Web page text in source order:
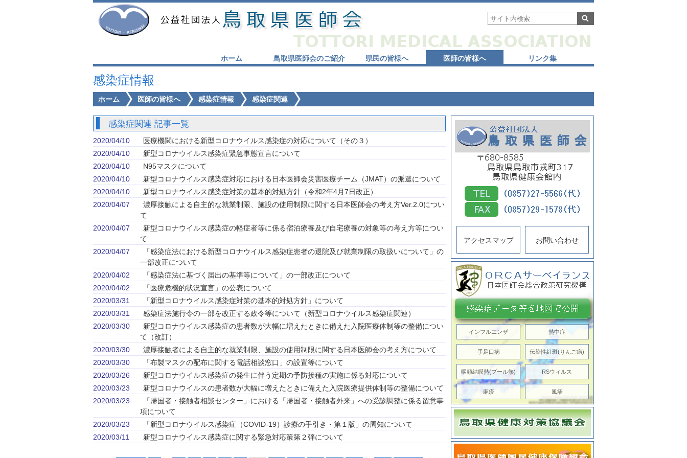
ホーム 鳥取県医師会のご紹介 県民の皆様へ 医師の皆様へ リンク集
感染症情報
ホーム 医師の皆様へ 感染症情報 感染症関連
感染症関連 記事一覧
2020/04/10
医療機関における新型コロナウイルス感染症の対応について（その３）
2020/04/10
新型コロナウイルス感染症緊急事態宣言について
2020/04/10
N95マスクについて
2020/04/10
新型コロナウイルス感染症対応における日本医師会災害医療チーム（JMAT）の派遣について
2020/04/10
新型コロナウイルス感染症対策の基本的対処方針（令和2年4月7日改正）
2020/04/07
濃厚接触による自主的な就業制限、施設の使用制限に関する日本医師会の考え方Ver.2.0につい
て
2020/04/07
新型コロナウイルス感染症の軽症者等に係る宿泊療養及び自宅療養の対象等の考え方等につい
て
2020/04/07
「感染症法における新型コロナウイルス感染症患者の退院及び就業制限の取扱いについて」の
一部改正について
2020/04/02
「感染症法に基づく届出の基準等について」の一部改正について
2020/04/02
「医療危機的状況宣言」の公表について
2020/03/31
「新型コロナウイルス感染症対策の基本的対処方針」について
2020/03/31
感染症法施行令の一部を改正する政令等について（新型コロナウイルス感染症関連）
2020/03/30
新型コロナウイルス感染症の患者数が大幅に増えたときに備えた入院医療体制等の整備につい
て（改訂）
2020/03/30
濃厚接触者による自主的な就業制限、施設の使用制限に関する日本医師会の考え方について
2020/03/30
「布製マスクの配布に関する電話相談窓口」の設置等について
2020/03/26
新型コロナウイルス感染症の発生に伴う定期の予防接種の実施に係る対応について
2020/03/23
新型コロナウイルスの患者数が大幅に増えたときに備えた入院医療提供体制等の整備について
2020/03/23
「帰国者・接触者相談センター」における「帰国者・接触者外来」への受診調整に係る留意事
項について
2020/03/23
「新型コロナウイルス感染症（COVID-19）診療の手引き・第１版」の周知について
2020/03/11
新型コロナウイルス感染症に関する緊急対応策第２弾について
アクセスマップ お問い合わせ
インフルエンザ 熱中症
手足口病 伝染性紅斑(りんご病)
咽頭結膜熱(プール熱) RSウィルス
麻疹 風疹